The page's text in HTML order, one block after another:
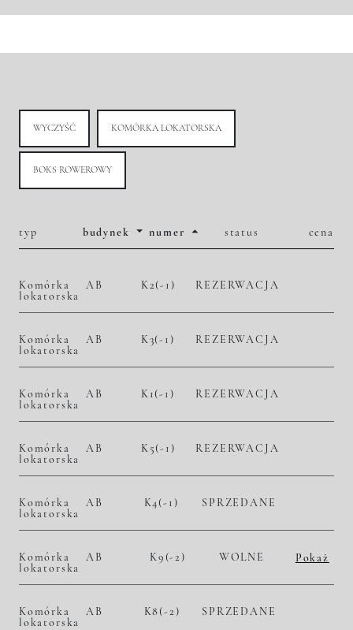
WYCZYŚĆ KOMÓRKA LOKATORSKA
BOKS ROWEROWY
typ budynek numer status cena
Komórka
lokatorska
AB K2(-1) REZERWACJA
Komórka
lokatorska
AB K3(-1) REZERWACJA
Komórka
lokatorska
AB K1(-1) REZERWACJA
Komórka
lokatorska
AB K5(-1) REZERWACJA
Komórka
lokatorska
AB K4(-1) SPRZEDANE
Komórka
lokatorska
AB K9(-2) WOLNE
Pokaż
Komórka
lokatorska
AB K8(-2) SPRZEDANE